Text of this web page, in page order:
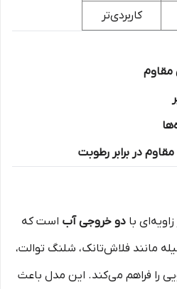
کاربردی‌تر
مقاوم
مقاوم در برابر رطوبت
با دو خروجی آب است که
مانند فلاش‌تانک، شلنگ توالت،
را فراهم می‌کند. این مدل باعث